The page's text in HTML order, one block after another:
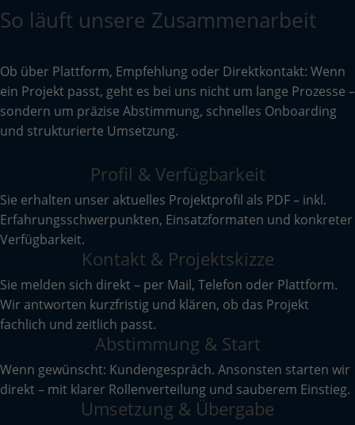
So läuft unsere Zusammenarbeit
Ob über Plattform, Empfehlung oder Direktkontakt: Wenn
ein Projekt passt, geht es bei uns nicht um lange Prozesse –
sondern um präzise Abstimmung, schnelles Onboarding
und strukturierte Umsetzung.
Profil & Verfügbarkeit
Sie erhalten unser aktuelles Projektprofil als PDF – inkl.
Erfahrungs­schwerpunkten, Einsatzformaten und konkreter
Verfügbarkeit.
Kontakt & Projektskizze
Sie melden sich direkt – per Mail, Telefon oder Plattform.
Wir antworten kurzfristig und klären, ob das Projekt
fachlich und zeitlich passt.
Abstimmung & Start
Wenn gewünscht: Kundengespräch. Ansonsten starten wir
direkt – mit klarer Rollenverteilung und sauberem Einstieg.
Umsetzung & Übergabe